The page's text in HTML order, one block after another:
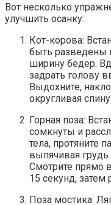
Вот несколько
улучшить осанку:
Кот-корова:
быть разведены
ширину бедер.
задрать голову
Выдохните,
округливая
Горная поза:
сомкнуты и
тела, протяните
выпячивая
Смотрите прямо
15 секунд, затем
Поза мостика: